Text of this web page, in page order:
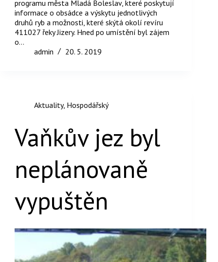
programu města Mladá Boleslav, které poskytují
informace o obsádce a výskytu jednotlivých
druhů ryb a možnosti, které skýtá okolí revíru
411027 řeky Jizery. Hned po umístění byl zájem
o…
admin
20. 5. 2019
Aktuality, Hospodářský
Vaňkův jez byl
neplánovaně
vypuštěn